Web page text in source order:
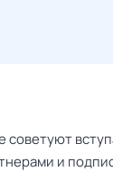
советуют
и